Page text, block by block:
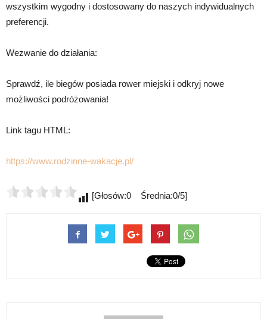
wszystkim wygodny i dostosowany do naszych indywidualnych
preferencji.
Wezwanie do działania:
Sprawdź, ile biegów posiada rower miejski i odkryj nowe
możliwości podróżowania!
Link tagu HTML:
https://www.rodzinne-wakacje.pl/
[Głosów:0 Średnia:0/5]